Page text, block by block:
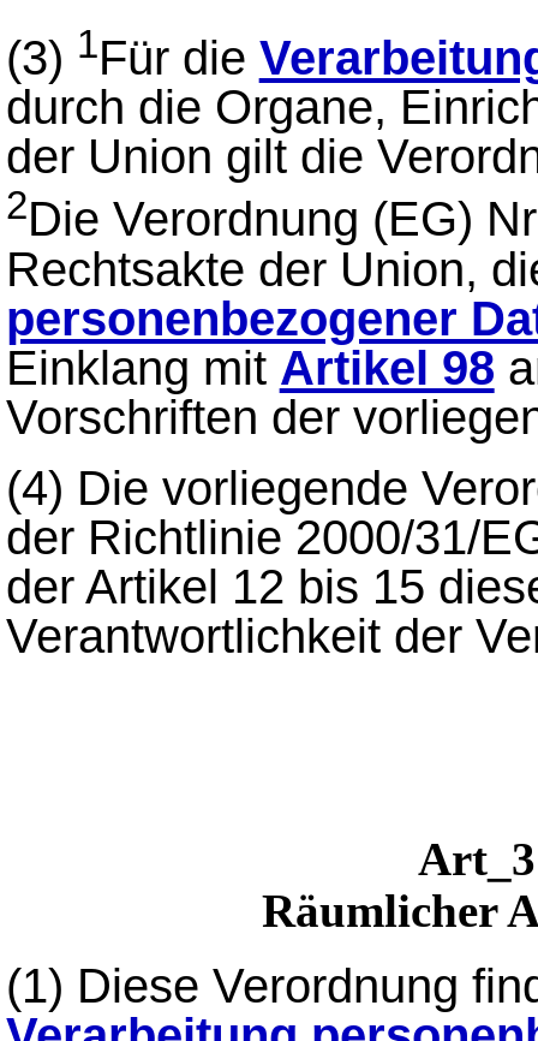
(3) 1Für die
durch die Organe,
der Union gilt die
2Die Verordnung (EG)
Rechtsakte der Union,
personenbezogener
Einklang mit Artikel 98
Vorschriften der
(4) Die vorliegende
der Richtlinie 2000/31/
der Artikel 12 bis 15
Verantwortlichkeit der
Räumlicher
(1) Diese Verordnung